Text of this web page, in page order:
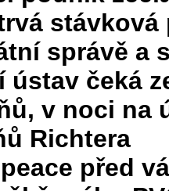
správě a
ústav čeká
v noci na
Richtera
před